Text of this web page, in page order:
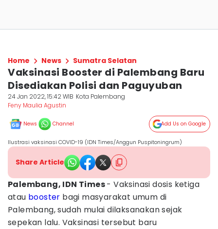
Home News Sumatra Selatan
Vaksinasi Booster di Palembang Baru
Disediakan Polisi dan Paguyuban
24 Jan 2022, 15:42 WIB Kota Palembang
Feny Maulia Agustin
News Channel Add Us on Google
Ilustrasi vaksinasi COVID-19 (IDN Times/Anggun Puspitoningrum)
Share Article
Palembang, IDN Times- Vaksinasi dosis ketiga
atau booster bagi masyarakat umum di
Palembang, sudah mulai dilaksanakan sejak
sepekan lalu. Vaksinasi tersebut baru